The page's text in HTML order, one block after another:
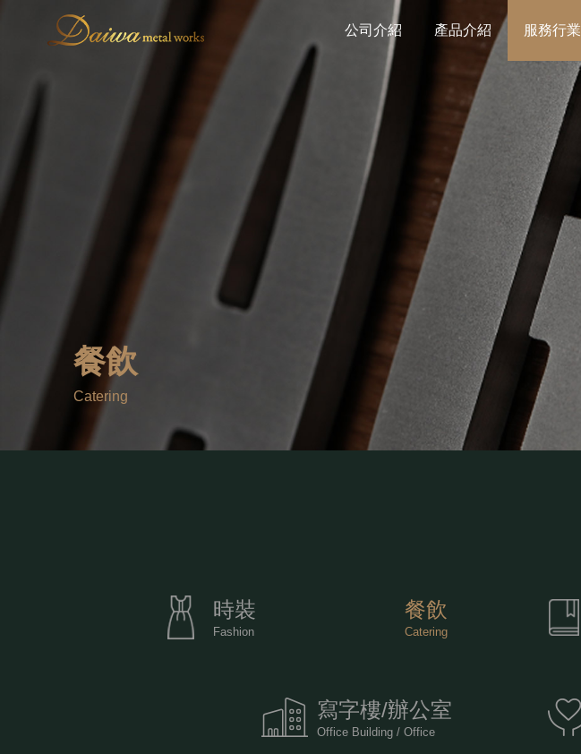
公司介紹 產品介紹 服務行業
餐飲
Catering
時裝
Fashion
餐飲
Catering
寫字樓/辦公室
Office Building / Office